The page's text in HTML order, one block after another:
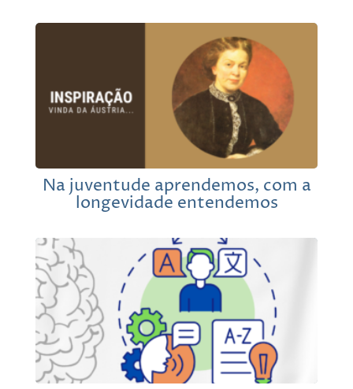
Na juventude aprendemos, com a
longevidade entendemos